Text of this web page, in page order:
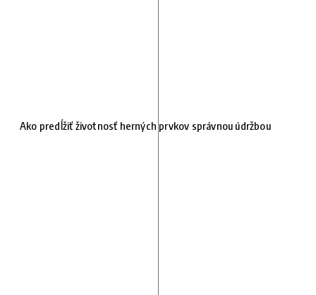
Ako predĺžiť životnosť herných prvkov správnou údržbou